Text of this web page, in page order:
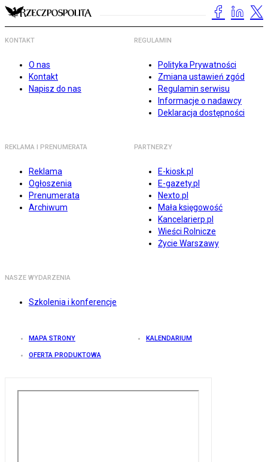
KONTAKT
O nas
Kontakt
Napisz do nas
REGULAMIN
Polityka Prywatności
Zmiana ustawień zgód
Regulamin serwisu
Informacje o nadawcy
Deklaracja dostępności
REKLAMA I PRENUMERATA
Reklama
Ogłoszenia
Prenumerata
Archiwum
PARTNERZY
E-kiosk.pl
E-gazety.pl
Nexto.pl
Mała księgowość
Kancelarierp.pl
Wieści Rolnicze
Życie Warszawy
NASZE WYDARZENIA
Szkolenia i konferencje
MAPA STRONY KALENDARIUM
OFERTA PRODUKTOWA